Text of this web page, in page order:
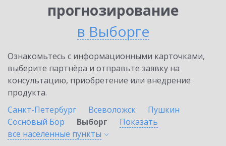
прогнозирование
в Выборге
Ознакомьтесь с информационными карточками,
выберите партнёра и отправьте заявку на
консультацию, приобретение или внедрение
продукта.
Санкт-Петербург
Всеволожск
Пушкин
Сосновый Бор
Выборг
Показать
все населенные пункты